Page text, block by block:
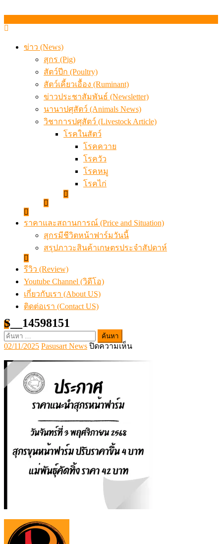
ข่าว (News)
สุกร (Pig)
สัตว์ปีก (Poultry)
สัตว์เคี้ยวเอื้อง (Ruminant)
ข่าวประชาสัมพันธ์ (Newsletter)
นานาปศุสัตว์ (Animals News)
วิชาการปศุสัตว์ (Livestock Article)
โรคในสัตว์
โรคควาย
โรควัว
โรคหมู
โรคไก่
ราคาและสถานการณ์ (Price and Situation)
สุกรมีชีวิตหน้าฟาร์มวันนี้
สรุปภาวะสินค้าเกษตรประจำสัปดาห์
รีวิว (Review)
Youtube Channel (วิดีโอ)
เกี่ยวกับเรา (About US)
ติดต่อเรา (Contact US)
ค้นหา
สำหรับ:
S__14598151
Posted
on
02/11/2025Author
Pasusart News ปิดความเห็นบน